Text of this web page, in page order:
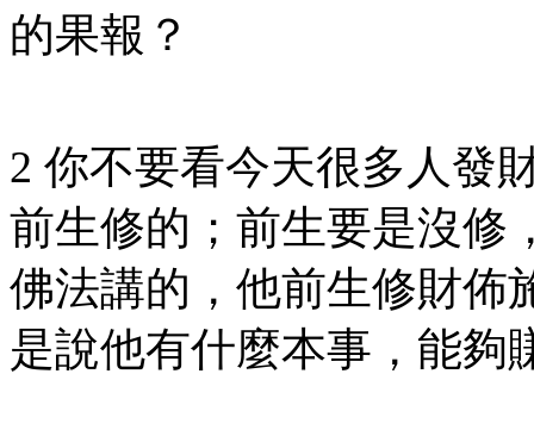
的果報？
2 你不要看今天很多人發
前生修的；前生要是沒修
佛法講的，他前生修財佈
是說他有什麼本事，能夠